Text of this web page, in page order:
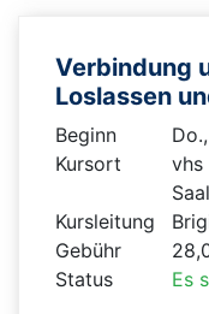
Verbindung
Loslassen
Beginn
Kursort
vhs
Saal
Kursleitung
Gebühr
Status
Es